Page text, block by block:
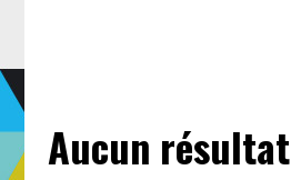
Aucun résultat